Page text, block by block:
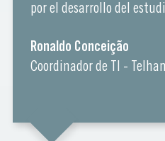
por el desarrollo del
Ronaldo Conceição
Coordinador de TI -